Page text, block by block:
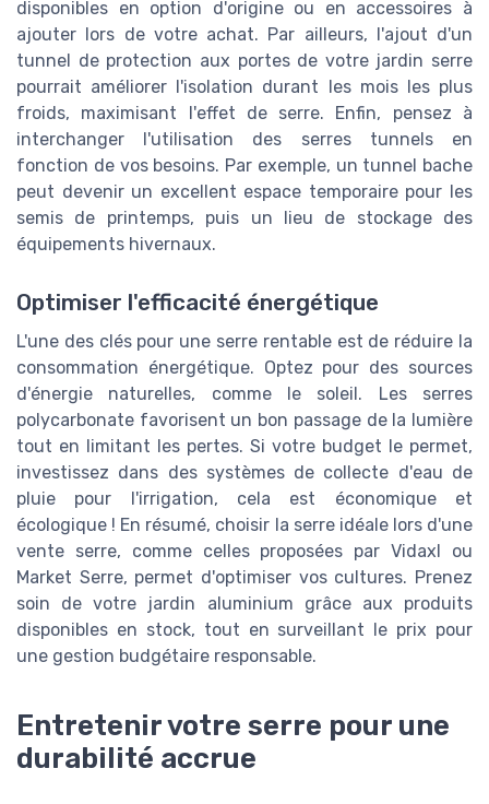
disponibles en option d'origine ou en accessoires à
ajouter lors de votre achat. Par ailleurs, l'ajout d'un
tunnel de protection aux portes de votre jardin serre
pourrait améliorer l'isolation durant les mois les plus
froids, maximisant l'effet de serre. Enfin, pensez à
interchanger l'utilisation des serres tunnels en
fonction de vos besoins. Par exemple, un tunnel bache
peut devenir un excellent espace temporaire pour les
semis de printemps, puis un lieu de stockage des
équipements hivernaux.
Optimiser l'efficacité énergétique
L'une des clés pour une serre rentable est de réduire la
consommation énergétique. Optez pour des sources
d'énergie naturelles, comme le soleil. Les serres
polycarbonate favorisent un bon passage de la lumière
tout en limitant les pertes. Si votre budget le permet,
investissez dans des systèmes de collecte d'eau de
pluie pour l'irrigation, cela est économique et
écologique ! En résumé, choisir la serre idéale lors d'une
vente serre, comme celles proposées par Vidaxl ou
Market Serre, permet d'optimiser vos cultures. Prenez
soin de votre jardin aluminium grâce aux produits
disponibles en stock, tout en surveillant le prix pour
une gestion budgétaire responsable.
Entretenir votre serre pour une
durabilité accrue